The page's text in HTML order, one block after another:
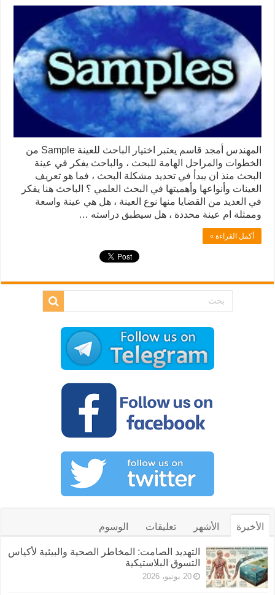
المهندس أمجد قاسم يعتبر اختيار الباحث للعينة Sample من
الخطوات والمراحل الهامة للبحث ، والباحث يفكر في عينة
البحث منذ ان يبدأ في تحديد مشكلة البحث ، فما هو تعريف
العينات وأنواعها وأهميتها في البحث العلمي ؟ الباحث هنا يفكر
في العديد من القضايا منها نوع العينة ، هل هي عينة واسعة
وممثلة ام عينة محددة ، هل سيطبق دراسته …
أكمل القراءة »
الأخيرة الأشهر تعليقات الوسوم
التهديد الصامت: المخاطر الصحية والبيئية لأكياس
التسوق البلاستيكية
20 يونيو، 2026